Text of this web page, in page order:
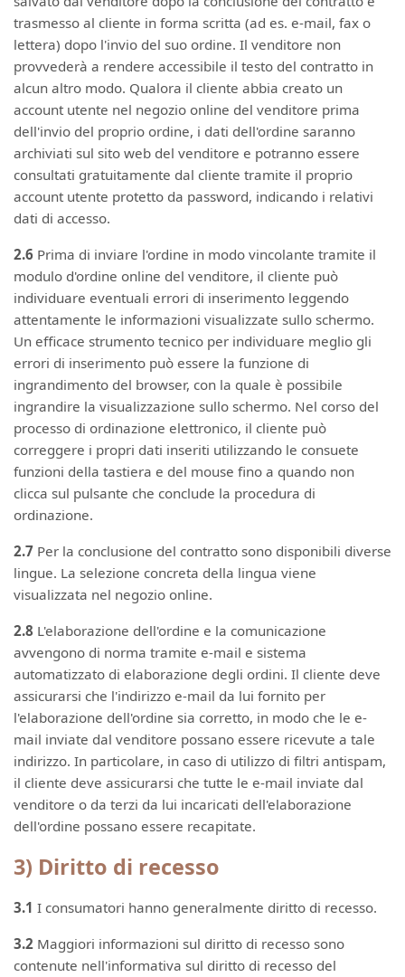
trasmesso al cliente in forma scritta (ad es. e-mail, fax o
lettera) dopo l'invio del suo ordine. Il venditore non
provvederà a rendere accessibile il testo del contratto in
alcun altro modo. Qualora il cliente abbia creato un
account utente nel negozio online del venditore prima
dell'invio del proprio ordine, i dati dell'ordine saranno
archiviati sul sito web del venditore e potranno essere
consultati gratuitamente dal cliente tramite il proprio
account utente protetto da password, indicando i relativi
dati di accesso.
2.6 Prima di inviare l'ordine in modo vincolante tramite il
modulo d'ordine online del venditore, il cliente può
individuare eventuali errori di inserimento leggendo
attentamente le informazioni visualizzate sullo schermo.
Un efficace strumento tecnico per individuare meglio gli
errori di inserimento può essere la funzione di
ingrandimento del browser, con la quale è possibile
ingrandire la visualizzazione sullo schermo. Nel corso del
processo di ordinazione elettronico, il cliente può
correggere i propri dati inseriti utilizzando le consuete
funzioni della tastiera e del mouse fino a quando non
clicca sul pulsante che conclude la procedura di
ordinazione.
2.7 Per la conclusione del contratto sono disponibili diverse
lingue. La selezione concreta della lingua viene
visualizzata nel negozio online.
2.8 L'elaborazione dell'ordine e la comunicazione
avvengono di norma tramite e-mail e sistema
automatizzato di elaborazione degli ordini. Il cliente deve
assicurarsi che l'indirizzo e-mail da lui fornito per
l'elaborazione dell'ordine sia corretto, in modo che le e-
mail inviate dal venditore possano essere ricevute a tale
indirizzo. In particolare, in caso di utilizzo di filtri antispam,
il cliente deve assicurarsi che tutte le e-mail inviate dal
venditore o da terzi da lui incaricati dell'elaborazione
dell'ordine possano essere recapitate.
3) Diritto di recesso
3.1 I consumatori hanno generalmente diritto di recesso.
3.2 Maggiori informazioni sul diritto di recesso sono
contenute nell'informativa sul diritto di recesso del